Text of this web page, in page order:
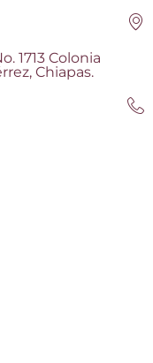
1713 Colonia
Chiapas.